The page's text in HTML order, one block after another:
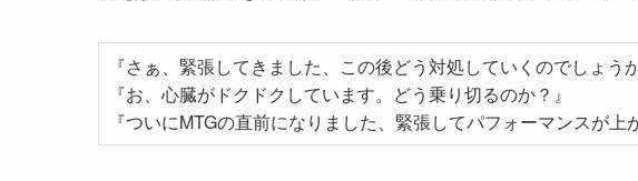
『さぁ、緊張してきました、この後どう対処していくのでしょう
『お、心臓がドクドクしています。どう乗り切るのか？』
『ついにMTGの直前になりました、緊張してパフォーマンスが上